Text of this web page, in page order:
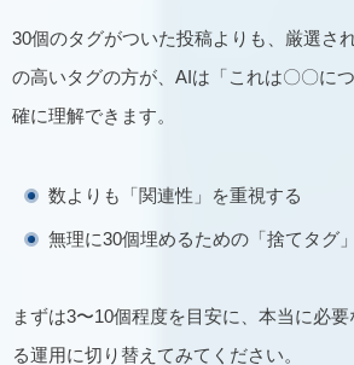
30個のタグがついた投稿よりも、厳選さ
の高いタグの方が、AIは「これは〇〇に
確に理解できます。
数よりも「関連性」を重視する
無理に30個埋めるための「捨てタグ
まずは3〜10個程度を目安に、本当に必
る運用に切り替えてみてください。